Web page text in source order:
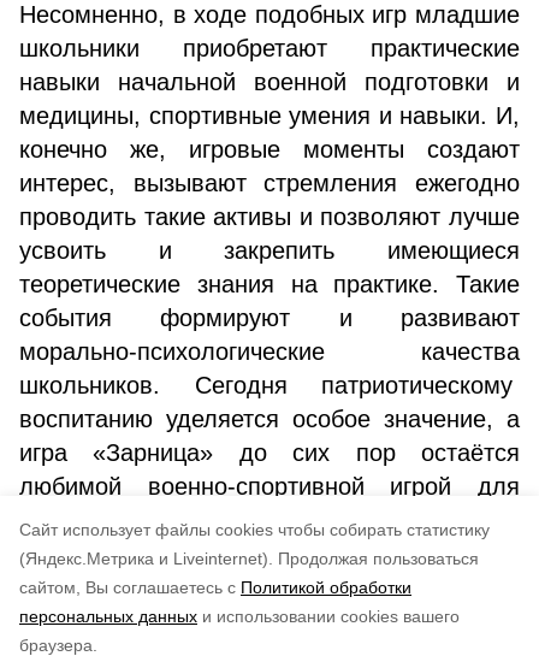
Cайт использует файлы cookies чтобы собирать статистику
(Яндекс.Метрика и Liveinternet).
Продолжая пользоваться
сайтом, Вы соглашаетесь с Политикой обработки
персональных данных и использовании cookies вашего
браузера.
Несомненно, в ходе подобных игр младшие
школьники приобретают практические
навыки начальной военной подготовки и
медицины, спортивные умения и навыки. И,
конечно же, игровые моменты создают
интерес, вызывают стремления ежегодно
проводить такие активы и позволяют лучше
усвоить и закрепить имеющиеся
теоретические знания на практике. Такие
события формируют и развивают
морально-психологические качества
школьников. Сегодня патриотическому
воспитанию уделяется особое значение, а
игра «Зарница» до сих пор остаётся
любимой военно-спортивной игрой для
детей.
Понравилась статья?